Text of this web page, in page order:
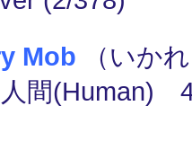
Mob （いか
間(Human)